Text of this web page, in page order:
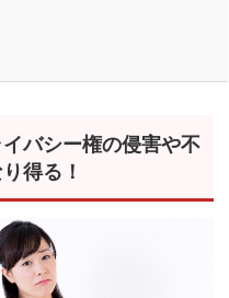
バシー権の侵害や不
得る！